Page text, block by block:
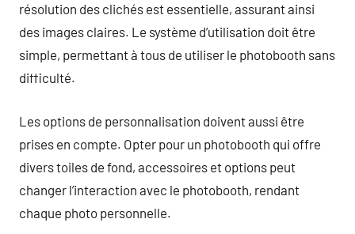
résolution des clichés est essentielle, assurant ainsi
des images claires. Le système d’utilisation doit être
simple, permettant à tous de utiliser le photobooth sans
difficulté.
Les options de personnalisation doivent aussi être
prises en compte. Opter pour un photobooth qui offre
divers toiles de fond, accessoires et options peut
changer l’interaction avec le photobooth, rendant
chaque photo personnelle.